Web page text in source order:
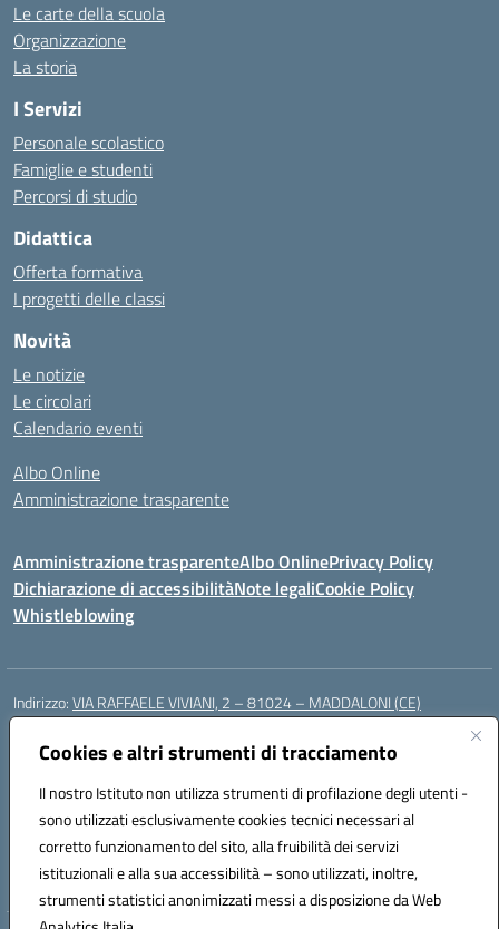
Cookies e altri strumenti di tracciamento
Il nostro Istituto non utilizza strumenti di profilazione degli utenti -
sono utilizzati esclusivamente cookies tecnici necessari al
corretto funzionamento del sito, alla fruibilità dei servizi
istituzionali e alla sua accessibilità – sono utilizzati, inoltre,
strumenti statistici anonimizzati messi a disposizione da Web
Le carte della scuola
Organizzazione
La storia
I Servizi
Personale scolastico
Famiglie e studenti
Percorsi di studio
Didattica
Offerta formativa
I progetti delle classi
Novità
Le notizie
Le circolari
Calendario eventi
Albo Online
Amministrazione trasparente
Amministrazione trasparenteAlbo OnlinePrivacy Policy
Dichiarazione di accessibilitàNote legaliCookie Policy
Whistleblowing
Indirizzo:VIA RAFFAELE VIVIANI, 2 – 81024 – MADDALONI (CE)
Centralino:
Posta elettronica certificata (PEC):ceic8av00r@pec.istruzione.it
Codice fiscale: 93086020612
Codice meccanografico:CEIC8AV00R
Codice Indice delle Pubbliche Amministrazioni (IPA): icamm
Codice unico di fatturazione (CUF): UF8WE6